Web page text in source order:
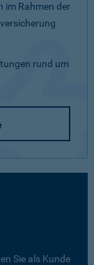
im Rahmen der
rund um
Sie als Kunde